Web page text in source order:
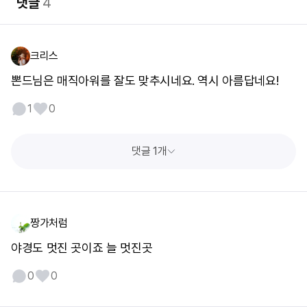
크리스
뽄드님은 매직아워를 잘도 맞추시네요. 역시 아름답네요!
1 0
댓글 1개
짱가처럼
야경도 멋진 곳이죠 늘 멋진곳
0 0